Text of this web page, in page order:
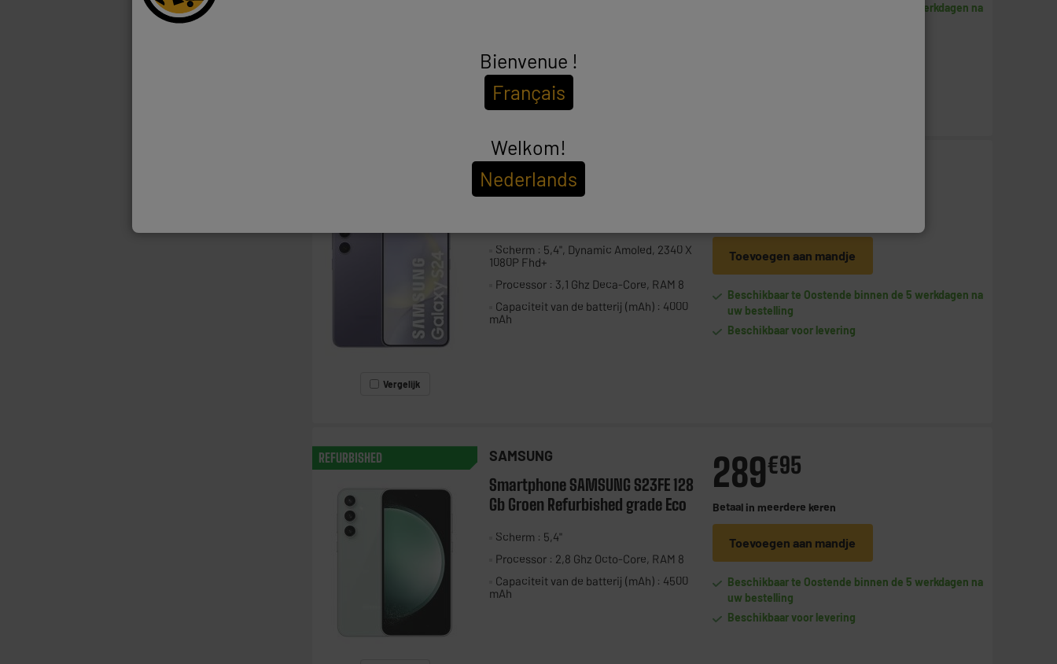
Beschikbaar te Oostende binnen de 5 werkdagen na
Vergelijk
SAMSUNG
Smartphone SAMSUNG S24 128 Gb
Scherm : 5,4", Dynamic Amoled, 2340 X
1080P Fhd+
Processor : 3,1 Ghz Deca-Core, RAM 8
Capaciteit van de batterij (mAh) : 4000
mAh
Toevoegen aan mandje
Beschikbaar te Oostende binnen de 5 werkdagen na
uw bestelling
Beschikbaar voor levering
REFURBISHED SAMSUNG
Smartphone SAMSUNG S23FE 128
Gb Groen Refurbished grade Eco
Scherm : 5,4"
Processor : 2,8 Ghz Octo-Core, RAM 8
Capaciteit van de batterij (mAh) : 4500
mAh
289€95
Betaal in meerdere keren
Toevoegen aan mandje
Beschikbaar te Oostende binnen de 5 werkdagen na
uw bestelling
Beschikbaar voor levering
Bienvenue !
Français
Welkom!
Nederlands